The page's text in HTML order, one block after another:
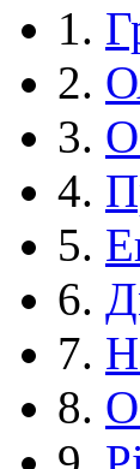
1.
2.
3.
4.
5.
6.
7.
8.